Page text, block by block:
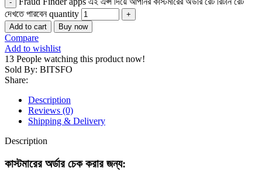
দেখতে পারবেন quantity
Add to cart Buy now
Compare
Add to wishlist
13 People watching this product now!
Sold By: BITSFO
Share:
Description
Reviews (0)
Shipping & Delivery
Description
কাস্টমারের অর্ডার চেক করার জন্য: